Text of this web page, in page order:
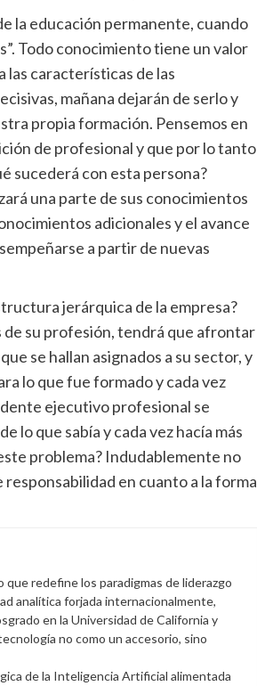
la educación permanente, cuando
Todo conocimiento tiene un valor
las características de las
mañana dejarán de serlo y
propia formación. Pensemos en
de profesional y que por lo tanto
sucederá con esta persona?
una parte de sus conocimientos
adicionales y el avance
a partir de nuevas
jerárquica de la empresa?
de su profesión, tendrá que afrontar
se hallan asignados a su sector, y
lo que fue formado y cada vez
ejecutivo profesional se
lo que sabía y cada vez hacía más
problema? Indudablemente no
en cuanto a la forma
redefine los paradigmas de liderazgo
analítica forjada internacionalmente,
en la Universidad de California y
no como un accesorio, sino
de la Inteligencia Artificial alimentada